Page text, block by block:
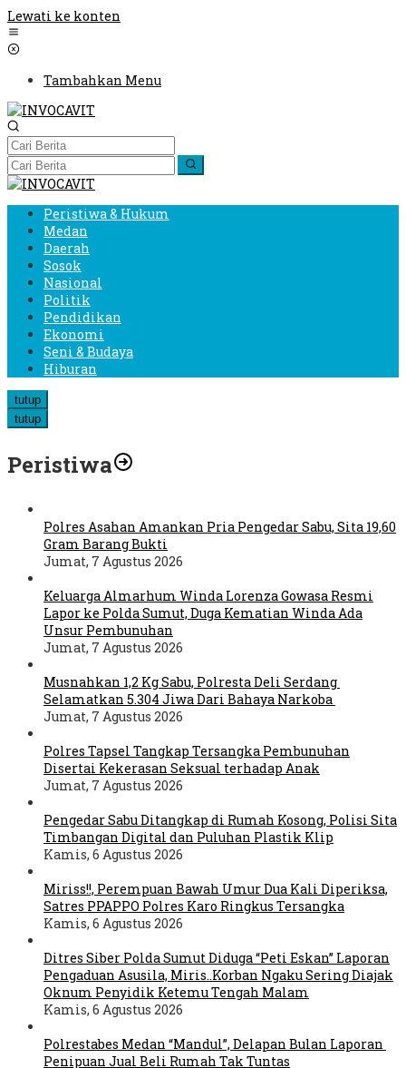
Lewati ke konten
Tambahkan Menu
Peristiwa & Hukum
Medan
Daerah
Sosok
Nasional
Politik
Pendidikan
Ekonomi
Seni & Budaya
Hiburan
tutup
tutup
Peristiwa
Polres Asahan Amankan Pria Pengedar Sabu, Sita 19,60
Gram Barang Bukti
Jumat, 7 Agustus 2026
Keluarga Almarhum Winda Lorenza Gowasa Resmi
Lapor ke Polda Sumut, Duga Kematian Winda Ada
Unsur Pembunuhan
Jumat, 7 Agustus 2026
Musnahkan 1,2 Kg Sabu, Polresta Deli Serdang
Selamatkan 5.304 Jiwa Dari Bahaya Narkoba
Jumat, 7 Agustus 2026
Polres Tapsel Tangkap Tersangka Pembunuhan
Disertai Kekerasan Seksual terhadap Anak
Jumat, 7 Agustus 2026
Pengedar Sabu Ditangkap di Rumah Kosong, Polisi Sita
Timbangan Digital dan Puluhan Plastik Klip
Kamis, 6 Agustus 2026
Miriss!!, Perempuan Bawah Umur Dua Kali Diperiksa,
Satres PPAPPO Polres Karo Ringkus Tersangka
Kamis, 6 Agustus 2026
Ditres Siber Polda Sumut Diduga “Peti Eskan” Laporan
Pengaduan Asusila, Miris..Korban Ngaku Sering Diajak
Oknum Penyidik Ketemu Tengah Malam
Kamis, 6 Agustus 2026
Polrestabes Medan “Mandul”, Delapan Bulan Laporan
Penipuan Jual Beli Rumah Tak Tuntas